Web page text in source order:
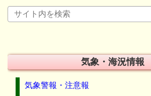
気象・海況情報
気象警報・注意報